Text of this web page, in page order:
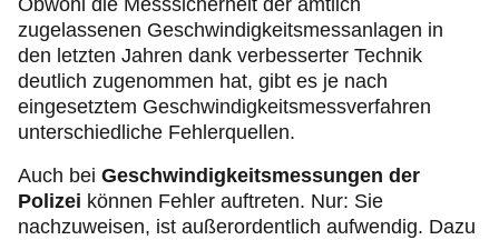
Obwohl die Messsicherheit der amtlich
zugelassenen Geschwindigkeitsmessanlagen in
den letzten Jahren dank verbesserter Technik
deutlich zugenommen hat, gibt es je nach
eingesetztem Geschwindigkeitsmessverfahren
unterschiedliche Fehlerquellen.
Auch bei Geschwindigkeitsmessungen der
Polizei können Fehler auftreten. Nur: Sie
nachzuweisen, ist außerordentlich aufwendig. Dazu